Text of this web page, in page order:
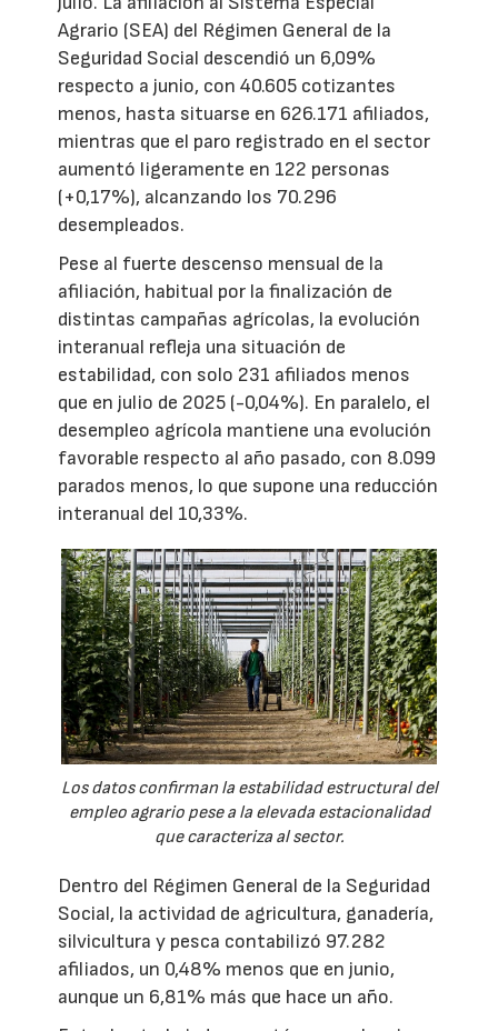
Agrario (SEA) del Régimen General de la
Seguridad Social descendió un 6,09%
respecto a junio, con 40.605 cotizantes
menos, hasta situarse en 626.171 afiliados,
mientras que el paro registrado en el sector
aumentó ligeramente en 122 personas
(+0,17%), alcanzando los 70.296
desempleados.
Pese al fuerte descenso mensual de la
afiliación, habitual por la finalización de
distintas campañas agrícolas, la evolución
interanual refleja una situación de
estabilidad, con solo 231 afiliados menos
que en julio de 2025 (-0,04%). En paralelo, el
desempleo agrícola mantiene una evolución
favorable respecto al año pasado, con 8.099
parados menos, lo que supone una reducción
interanual del 10,33%.
Los datos confirman la estabilidad estructural del
empleo agrario pese a la elevada estacionalidad
que caracteriza al sector.
Dentro del Régimen General de la Seguridad
Social, la actividad de agricultura, ganadería,
silvicultura y pesca contabilizó 97.282
afiliados, un 0,48% menos que en junio,
aunque un 6,81% más que hace un año.